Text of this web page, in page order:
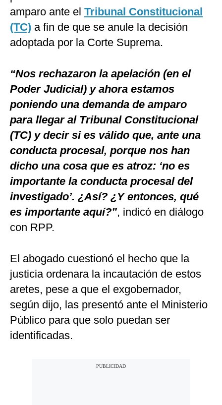
amparo ante el Tribunal Constitucional
(TC) a fin de que se anule la decisión
adoptada por la Corte Suprema.
“Nos rechazaron la apelación (en el
Poder Judicial) y ahora estamos
poniendo una demanda de amparo
para llegar al Tribunal Constitucional
(TC) y decir si es válido que, ante una
conducta procesal, porque nos han
dicho una cosa que es atroz: ‘no es
importante la conducta procesal del
investigado’. ¿Así? ¿Y entonces, qué
es importante aquí?”, indicó en diálogo
con RPP.
El abogado cuestionó el hecho que la
justicia ordenara la incautación de estos
aretes, pese a que el exgobernador,
según dijo, las presentó ante el Ministerio
Público para que solo puedan ser
identificadas.